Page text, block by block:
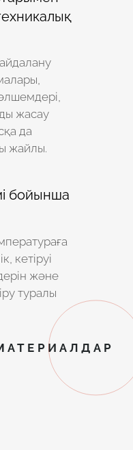
жасау
да
жайлы.
бойынша
кетіруі
және
туралы